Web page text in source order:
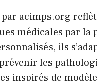
acimps.org
médicales par la
ils
les
inspirés de